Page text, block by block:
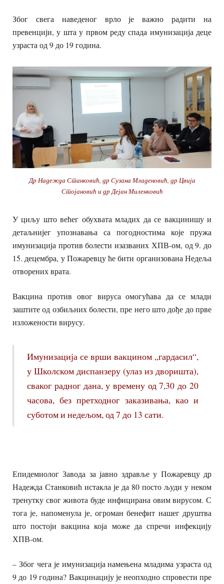
Због свега наведеног врло је важно радити на
превенцији, у шта у првом реду спада имунизација деце
узраста од 9 до 19 година.
Др Надежда Станковић, др Сузана Младеновић, др Цвија
Стојановић и др Дејан Миленковић
У циљу што већег обухвата младих да се вакцинишу и
детаљнијег упознавања са погодностима које пружа
имунизација против болести изазваних ХПВ-ом, од 9. до
15. децембра, у Пожаревцу ће бити организована Недеља
отворених врата.
Вакцина против овог вируса омогућава да се млади
заштите од озбиљних болести, пре него што дође до прве
изложености вирусу.
Имунизација се врши вакцином „гардасил“,
у Школском диспанзеру (улаз из дворишта),
сваког радног дана, у времену од 7,30 до 20
часова, без претходног заказивања, као и
суботом и недељом, од 7 до 13 сати.
Епидемиолог Завода за јавно здравље у Пожаревцу др
Надежда Станковић истакла је да 80 посто људи у неком
тренутку свог живота буде инфицирана овим вирусом. С
тога је, напоменула је, огроман бенефит нашег друштва
што постоји вакцина која може да спречи инфекцију
ХПВ-ом.
– Због чега је имунизација намењена младима узраста од
9 до 19 година? Вакцинацију је неопходно спровести пре